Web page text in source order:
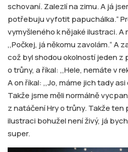
schovaní. Zalezlí na zimu. A já
potřebuju vyfotit papuchálka.“
vymyšleného k nějaké ilustraci.
‚‚Počkej, já někomu zavolám.“ A
což byl shodou okolností jeden z
o trůny, a říkal: ‚‚Hele, nemáte v
A on říkal: ‚‚Jo, máme jich tady asi
Takže jsme měli normálně
z natáčení Hry o trůny. Takže
ilustraci bohužel není živý, já
super.